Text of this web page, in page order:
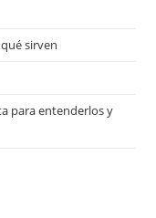
sirven
para entenderlos y